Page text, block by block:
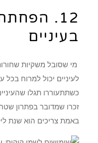
12.
בעיניים
מי שסובל משקיות
לעיניים יכול למרוח
כשתתעוררו תגלו
זכרו שמדובר בפתרון
באמת צריכים הוא שנת